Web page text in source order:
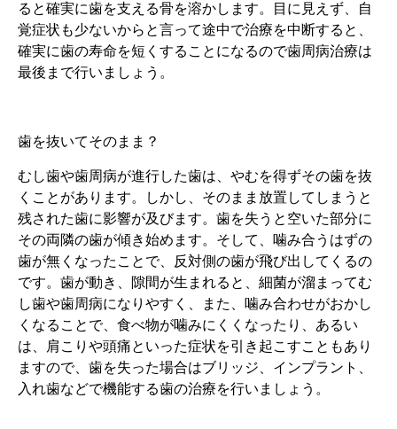
ると確実に歯を支える骨を溶かします。目に見えず、自
覚症状も少ないからと言って途中で治療を中断すると、
確実に歯の寿命を短くすることになるので歯周病治療は
最後まで行いましょう。
歯を抜いてそのまま？
むし歯や歯周病が進行した歯は、やむを得ずその歯を抜
くことがあります。しかし、そのまま放置してしまうと
残された歯に影響が及びます。歯を失うと空いた部分に
その両隣の歯が傾き始めます。そして、噛み合うはずの
歯が無くなったことで、反対側の歯が飛び出してくるの
です。歯が動き、隙間が生まれると、細菌が溜まってむ
し歯や歯周病になりやすく、また、噛み合わせがおかし
くなることで、食べ物が噛みにくくなったり、あるい
は、肩こりや頭痛といった症状を引き起こすこともあり
ますので、歯を失った場合はブリッジ、インプラント、
入れ歯などで機能する歯の治療を行いましょう。